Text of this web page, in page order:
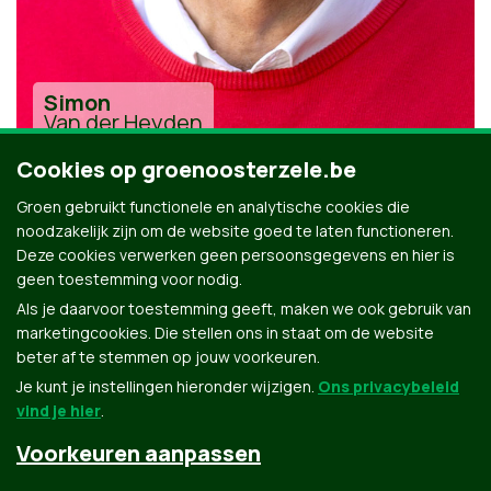
Simon
Van der Heyden
Alle kandidaten uit Oosterzele
Groen.be
Cookies op groenoosterzele.be
Groen gebruikt functionele en analytische cookies die
noodzakelijk zijn om de website goed te laten functioneren.
Deze cookies verwerken geen persoonsgegevens en hier is
geen toestemming voor nodig.
Als je daarvoor toestemming geeft, maken we ook gebruik van
marketingcookies. Die stellen ons in staat om de website
beter af te stemmen op jouw voorkeuren.
Je kunt je instellingen hieronder wijzigen. Ons privacybeleid
vind je hier.
Voorkeuren aanpassen